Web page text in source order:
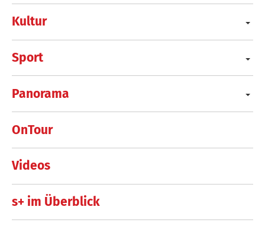
Kultur
Sport
Panorama
OnTour
Videos
s+ im Überblick